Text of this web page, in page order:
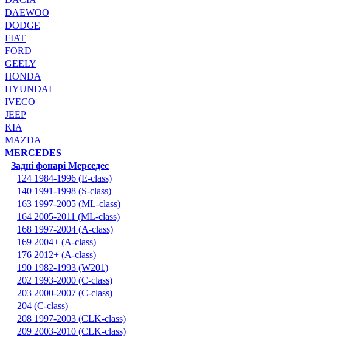
DAEWOO
DODGE
FIAT
FORD
GEELY
HONDA
HYUNDAI
IVECO
JEEP
KIA
MAZDA
MERCEDES
Задні фонарі Мерседес
124 1984-1996 (E-class)
140 1991-1998 (S-class)
163 1997-2005 (ML-class)
164 2005-2011 (ML-class)
168 1997-2004 (A-class)
169 2004+ (A-class)
176 2012+ (A-class)
190 1982-1993 (W201)
202 1993-2000 (C-class)
203 2000-2007 (C-class)
204 (C-class)
208 1997-2003 (CLK-class)
209 2003-2010 (CLK-class)